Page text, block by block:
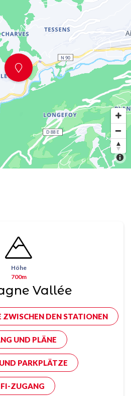
Höhe
700m
Vallée
ZWISCHEN DEN STATIONEN
UND PLÄNE
PARKPLÄTZE
ZUGANG